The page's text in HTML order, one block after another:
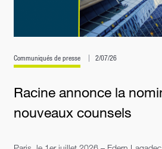
Communiqués de presse 2/07/26
Racine annonce la
nouveaux counsels